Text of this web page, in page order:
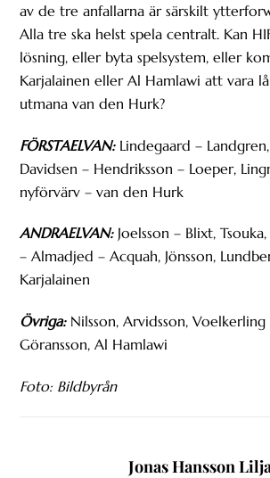
av de tre anfallarna är särskilt
Alla tre ska helst spela centralt. Kan
lösning, eller byta spelsystem, eller
Karjalainen eller Al Hamlawi att vara
utmana van den Hurk?
FÖRSTAELVAN: Lindegaard –
Davidsen – Hendriksson – Loeper,
nyförvärv – van den Hurk
ANDRAELVAN:Joelsson – Blixt,
– Almadjed – Acquah, Jönsson,
Karjalainen
Övriga: Nilsson, Arvidsson, Voelkerling
Göransson, Al Hamlawi
Foto: Bildbyrån
Jonas Hansson